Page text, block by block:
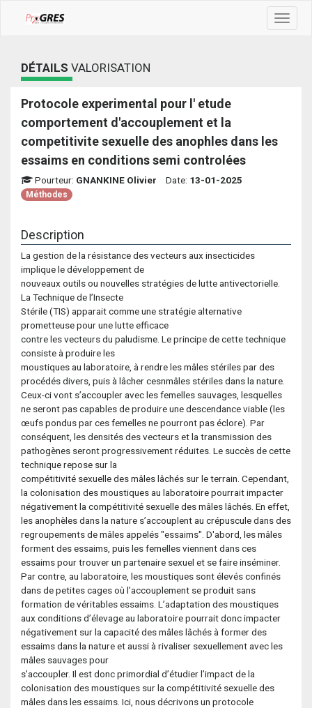
Toggle
DÉTAILS VALORISATION
Protocole experimental pour l' etude
comportement d'accouplement et la
competitivite sexuelle des anophles dans les
essaims en conditions semi controlées
Pourteur: GNANKINE Olivier Date: 13-01-2025
Méthodes
Description
La gestion de la résistance des vecteurs aux insecticides
implique le développement de
nouveaux outils ou nouvelles stratégies de lutte antivectorielle.
La Technique de l’Insecte
Stérile (TIS) apparait comme une stratégie alternative
prometteuse pour une lutte efficace
contre les vecteurs du paludisme. Le principe de cette technique
consiste à produire les
moustiques au laboratoire, à rendre les mâles stériles par des
procédés divers, puis à lâcher cesnmâles stériles dans la nature.
Ceux-ci vont s’accoupler avec les femelles sauvages, lesquelles
ne seront pas capables de produire une descendance viable (les
œufs pondus par ces femelles ne pourront pas éclore). Par
conséquent, les densités des vecteurs et la transmission des
pathogènes seront progressivement réduites. Le succès de cette
technique repose sur la
compétitivité sexuelle des mâles lâchés sur le terrain. Cependant,
la colonisation des moustiques au laboratoire pourrait impacter
négativement la compétitivité sexuelle des mâles lâchés. En effet,
les anophèles dans la nature s’accouplent au crépuscule dans des
regroupements de mâles appelés "essaims". D'abord, les mâles
forment des essaims, puis les femelles viennent dans ces
essaims pour trouver un partenaire sexuel et se faire inséminer.
Par contre, au laboratoire, les moustiques sont élevés confinés
dans de petites cages où l’accouplement se produit sans
formation de véritables essaims. L’adaptation des moustiques
aux conditions d’élevage au laboratoire pourrait donc impacter
négativement sur la capacité des mâles lâchés à former des
essaims dans la nature et aussi à rivaliser sexuellement avec les
mâles sauvages pour
s’accoupler. Il est donc primordial d’étudier l’impact de la
colonisation des moustiques sur la compétitivité sexuelle des
mâles dans les essaims. Ici, nous décrivons un protocole